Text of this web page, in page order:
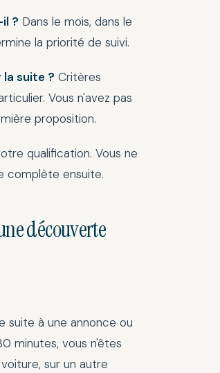
? Dans le mois, dans le
la priorité de suivi.
suite ? Critères
Vous n'avez pas
proposition.
qualification. Vous ne
complète ensuite.
découverte
suite à une annonce ou
minutes, vous n'êtes
sur un autre